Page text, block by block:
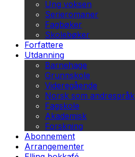
Ung voksen
Serieromaner
Fagbøker
Skolebøker
Forfattere
Utdanning
Barnehage
Grunnskole
Videregående
Norsk som andrespråk
Fagskole
Akademisk
Forskning
Abonnement
Arrangementer